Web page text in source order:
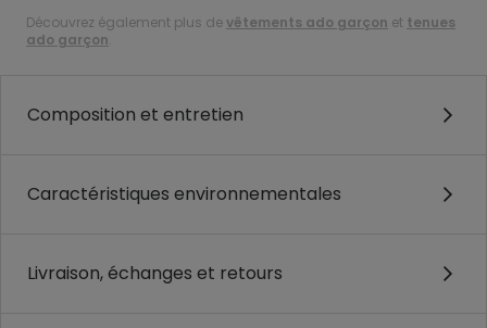
Découvrez également plus devêtements ado garçon et tenues
ado garçon.
Composition et entretien
Caractéristiques environnementales
Livraison, échanges et retours